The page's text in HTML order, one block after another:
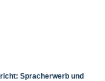
Spracherwerb und